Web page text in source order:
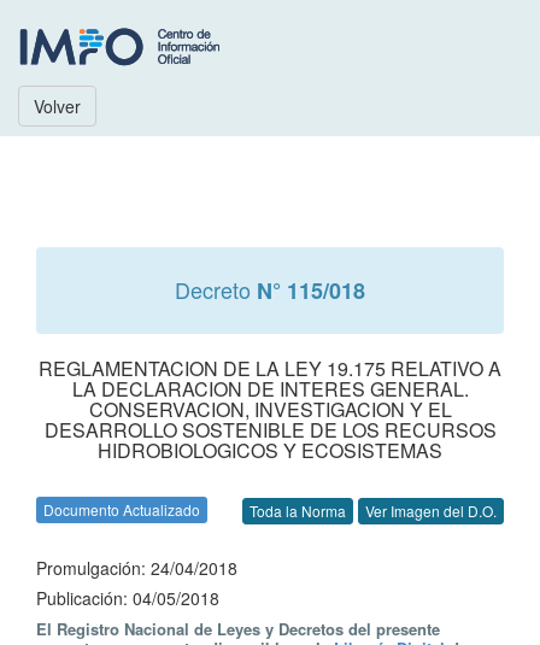
Volver
Decreto N° 115/018
REGLAMENTACION DE LA LEY 19.175 RELATIVO A
LA DECLARACION DE INTERES GENERAL.
CONSERVACION, INVESTIGACION Y EL
DESARROLLO SOSTENIBLE DE LOS RECURSOS
HIDROBIOLOGICOS Y ECOSISTEMAS
Documento Actualizado Toda la Norma Ver Imagen del D.O.
Promulgación: 24/04/2018
Publicación: 04/05/2018
El Registro Nacional de Leyes y Decretos del presente